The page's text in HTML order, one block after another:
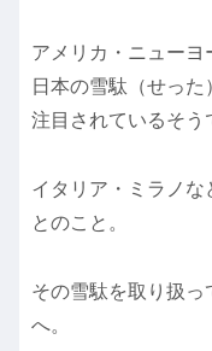
アメリカ・ニューヨ
日本の雪駄（せっ
注目されているそう
イタリア・ミラノな
とのこと。
その雪駄を取り扱
へ。